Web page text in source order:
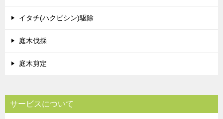
イタチ(ハクビシン)駆除
庭木伐採
庭木剪定
サービスについて